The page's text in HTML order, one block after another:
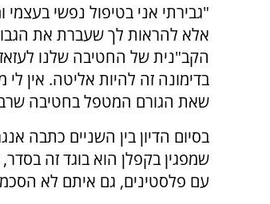
"גבירתי אני בטיפול נפשי בעצמי
אלא להראות לך שעברת את
הקב"נית של החטיבה שלנו
בדימונה זה להיות אליטה. אין
שאת הגורם המטפל בחטיבה
בסיום הדיון בין השניים כתבה
שמפגין בקפלן הוא בוגד זה
עם פלסטינים, גם איתם לא